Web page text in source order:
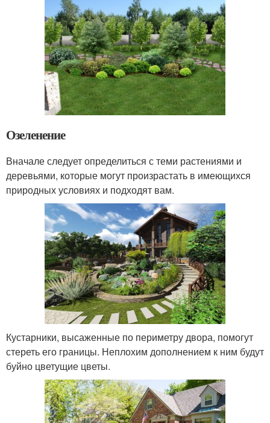
Озеленение
Вначале следует определиться с теми растениями и
деревьями, которые могут произрастать в имеющихся
природных условиях и подходят вам.
Кустарники, высаженные по периметру двора, помогут
стереть его границы. Неплохим дополнением к ним будут
буйно цветущие цветы.